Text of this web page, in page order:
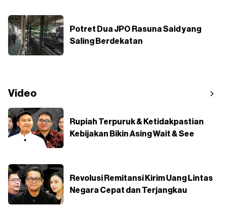
Potret Dua JPO Rasuna Said yang
Saling Berdekatan
Video
Rupiah Terpuruk & Ketidakpastian
Kebijakan Bikin Asing Wait & See
Revolusi Remitansi Kirim Uang Lintas
Negara Cepat dan Terjangkau